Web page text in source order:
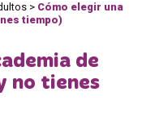
> Cómo elegir una
tiempo)
de
no tienes